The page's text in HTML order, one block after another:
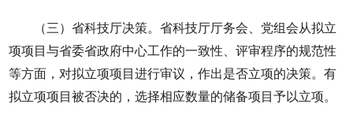
（三）省科技厅决策。省科技厅厅务会、党组会从拟立
项项目与省委省政府中心工作的一致性、评审程序的规范性
等方面，对拟立项项目进行审议，作出是否立项的决策。有
拟立项项目被否决的，选择相应数量的储备项目予以立项。